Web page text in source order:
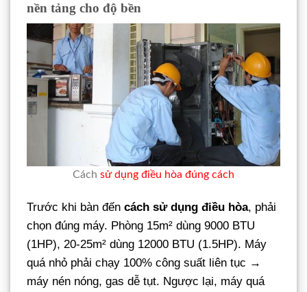
nền tảng cho độ bền
Cách sử dụng điều hòa đúng cách
Trước khi bàn đến cách sử dụng điều hòa, phải
chọn đúng máy. Phòng 15m² dùng 9000 BTU
(1HP), 20-25m² dùng 12000 BTU (1.5HP). Máy
quá nhỏ phải chạy 100% công suất liên tục →
máy nén nóng, gas dễ tụt. Ngược lại, máy quá